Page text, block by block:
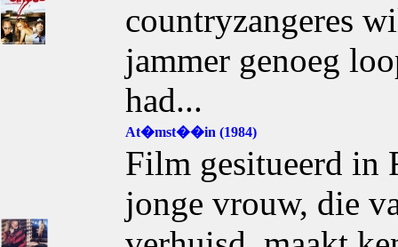
countryzangeres
jammer genoeg
had...
At�mst��in (1984)
Film gesitueerd in
jonge vrouw, die